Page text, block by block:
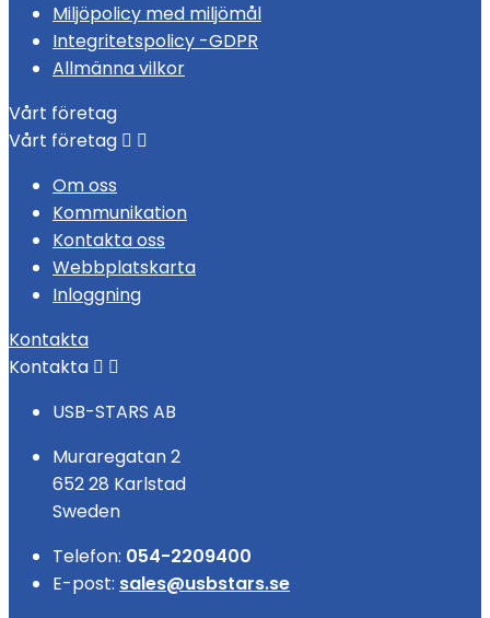
Miljöpolicy med miljömål
Integritetspolicy -GDPR
Allmänna vilkor
Vårt företag
Vårt företag  
Om oss
Kommunikation
Kontakta oss
Webbplatskarta
Inloggning
Kontakta
Kontakta  
USB-STARS AB
Muraregatan 2
652 28 Karlstad
Sweden
Telefon: 054-2209400
E-post: sales@usbstars.se